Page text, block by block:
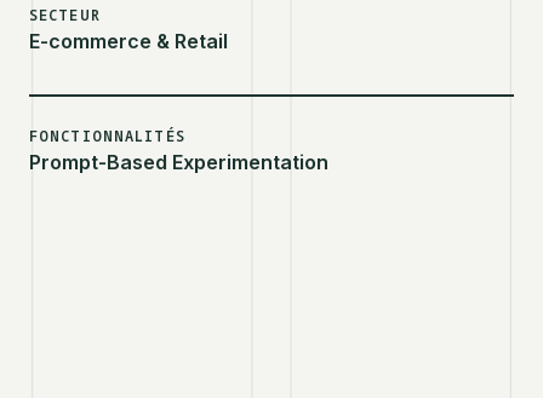
SECTEUR
E-commerce & Retail
FONCTIONNALITÉS
Prompt-Based Experimentation